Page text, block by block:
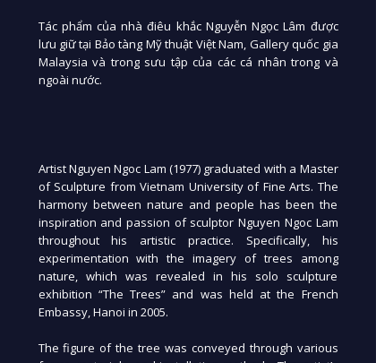
Tác phẩm của nhà điêu khắc Nguyễn Ngọc Lâm được
lưu giữ tại Bảo tàng Mỹ thuật Việt Nam, Gallery quốc gia
Malaysia và trong sưu tập của các cá nhân trong và
ngoài nước.
Artist Nguyen Ngoc Lam (1977) graduated with a Master
of Sculpture from Vietnam University of Fine Arts. The
harmony between nature and people has been the
inspiration and passion of sculptor Nguyen Ngoc Lam
throughout his artistic practice. Specifically, his
experimentation with the imagery of trees among
nature, which was revealed in his solo sculpture
exhibition “The Trees” and was held at the French
Embassy, ​​Hanoi in 2005.
The figure of the tree was conveyed through various